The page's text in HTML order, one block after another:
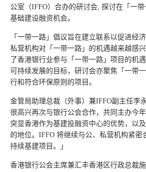
公室（IFFO）合办的研讨会, 探讨在「一
基础建设融资机会。
「一带一路」倡议旨在建立联系以促进经
私营机构对「一带一路」的机遇越来越感
了香港银行业参与「一带一路」项目的机
可持续发展的目标，研讨会亦聚焦「一带
行和符合环保原则的项目。
金管局助理总裁（外事）兼IFFO副主任李
很高兴再次与银行公会合作，共同主办今
突显香港作为基建投融资中心的优势，以
的地位。IFFO 将继续与公、私营机构紧密
持续基建项目。」
香港银行公会主席兼汇丰香港区行政总裁